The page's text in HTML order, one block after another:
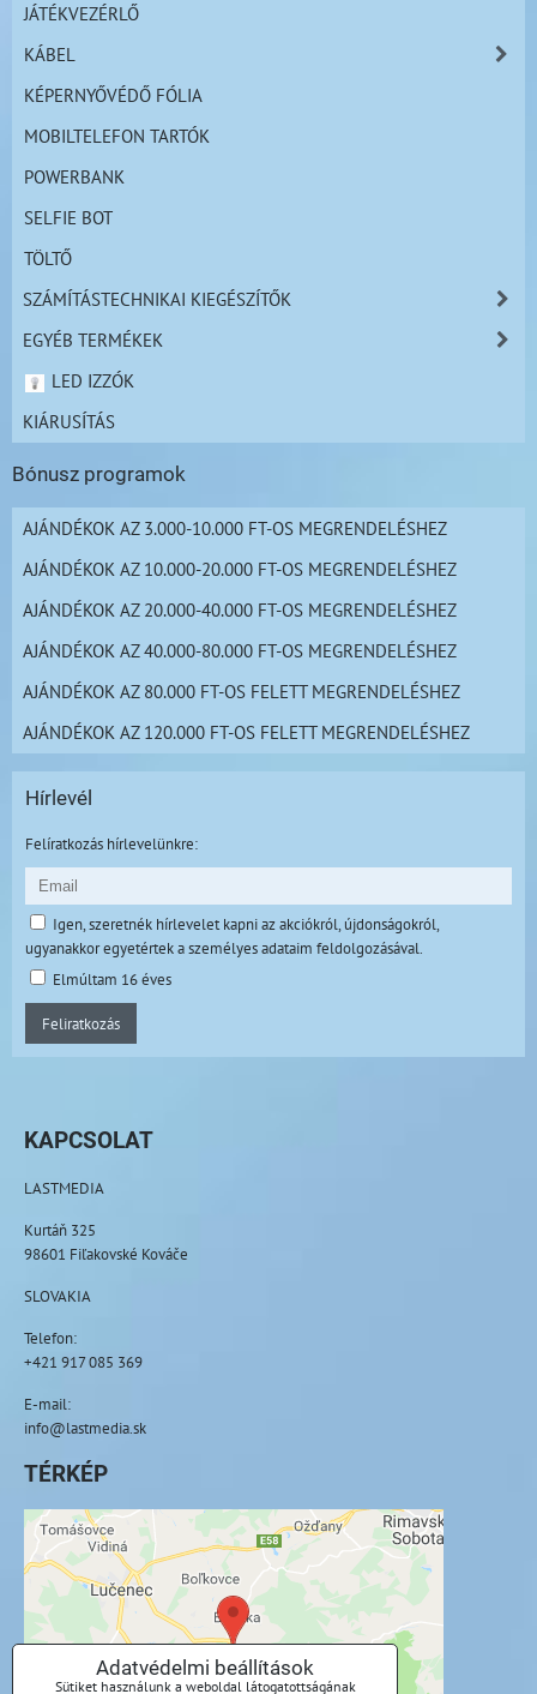
JÁTÉKVEZÉRLŐ
KÁBEL
KÉPERNYŐVÉDŐ FÓLIA
MOBILTELEFON TARTÓK
POWERBANK
SELFIE BOT
TÖLTŐ
SZÁMÍTÁSTECHNIKAI KIEGÉSZÍTŐK
EGYÉB TERMÉKEK
LED IZZÓK
KIÁRUSÍTÁS
Bónusz programok
AJÁNDÉKOK AZ 3.000-10.000 FT-OS MEGRENDELÉSHEZ
AJÁNDÉKOK AZ 10.000-20.000 FT-OS MEGRENDELÉSHEZ
AJÁNDÉKOK AZ 20.000-40.000 FT-OS MEGRENDELÉSHEZ
AJÁNDÉKOK AZ 40.000-80.000 FT-OS MEGRENDELÉSHEZ
AJÁNDÉKOK AZ 80.000 FT-OS FELETT MEGRENDELÉSHEZ
AJÁNDÉKOK AZ 120.000 FT-OS FELETT MEGRENDELÉSHEZ
Hírlevél
Felíratkozás hírlevelünkre:
Igen, szeretnék hírlevelet kapni az akciókról, újdonságokról,
ugyanakkor egyetértek a személyes adataim feldolgozásával.
Elmúltam 16 éves
Feliratkozás
KAPCSOLAT
LASTMEDIA
Kurtáň 325
98601 Fiľakovské Kováče
SLOVAKIA
Telefon:
+421 917 085 369
E-mail:
info@lastmedia.sk
TÉRKÉP
A külső tartalom blokkolva van az
adatvédelmi beállítások által
Külső tartalmat szeretne betölteni?
Adatvédelmi beállítások
Sütiket használunk a weboldal látogatottságának